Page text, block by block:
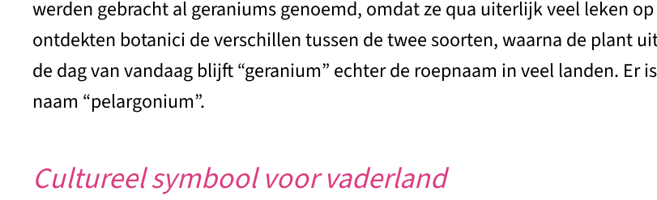
werden gebracht al geraniums genoemd, omdat ze qua uiterlijk veel leken
ontdekten botanici de verschillen tussen de twee soorten, waarna de plant
de dag van vandaag blijft “geranium” echter de roepnaam in veel landen.
naam “pelargonium”.
Cultureel symbool voor vaderland